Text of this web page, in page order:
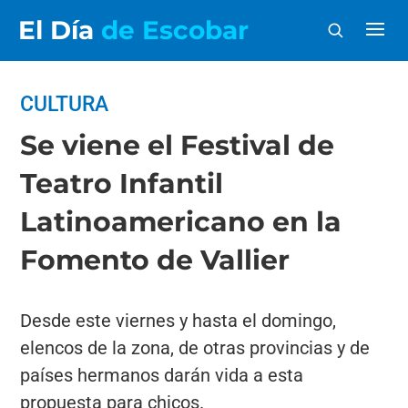
El Día de Escobar
CULTURA
Se viene el Festival de
Teatro Infantil
Latinoamericano en la
Fomento de Vallier
Desde este viernes y hasta el domingo,
elencos de la zona, de otras provincias y de
países hermanos darán vida a esta
propuesta para chicos.